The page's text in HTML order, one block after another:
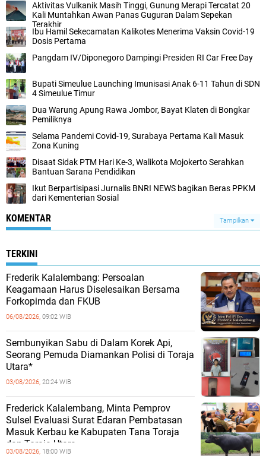
Aktivitas Vulkanik Masih Tinggi, Gunung Merapi Tercatat 20
Kali Muntahkan Awan Panas Guguran Dalam Sepekan
Terakhir
Ibu Hamil Sekecamatan Kalikotes Menerima Vaksin Covid-19
Dosis Pertama
Pangdam IV/Diponegoro Dampingi Presiden RI Car Free Day
Bupati Simeulue Launching Imunisasi Anak 6-11 Tahun di SDN
4 Simeulue Timur
Dua Warung Apung Rawa Jombor, Bayat Klaten di Bongkar
Pemiliknya
Selama Pandemi Covid-19, Surabaya Pertama Kali Masuk
Zona Kuning
Disaat Sidak PTM Hari Ke-3, Walikota Mojokerto Serahkan
Bantuan Sarana Pendidikan
Ikut Berpartisipasi Jurnalis BNRI NEWS bagikan Beras PPKM
dari Kementerian Sosial
KOMENTAR Tampilkan
TERKINI
Frederik Kalalembang: Persoalan
Keagamaan Harus Diselesaikan Bersama
Forkopimda dan FKUB
06/08/2026, 09:02 WIB
Sembunyikan Sabu di Dalam Korek Api,
Seorang Pemuda Diamankan Polisi di Toraja
Utara*
03/08/2026, 20:24 WIB
Frederick Kalalembang, Minta Pemprov
Sulsel Evaluasi Surat Edaran Pembatasan
Masuk Kerbau ke Kabupaten Tana Toraja
dan Toraja Utara
03/08/2026, 18:00 WIB